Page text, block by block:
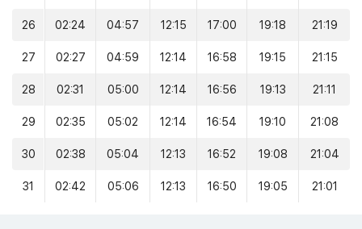
26 02:24 04:57 12:15 17:00 19:18 21:19
27 02:27 04:59 12:14 16:58 19:15 21:15
28 02:31 05:00 12:14 16:56 19:13 21:11
29 02:35 05:02 12:14 16:54 19:10 21:08
30 02:38 05:04 12:13 16:52 19:08 21:04
31 02:42 05:06 12:13 16:50 19:05 21:01